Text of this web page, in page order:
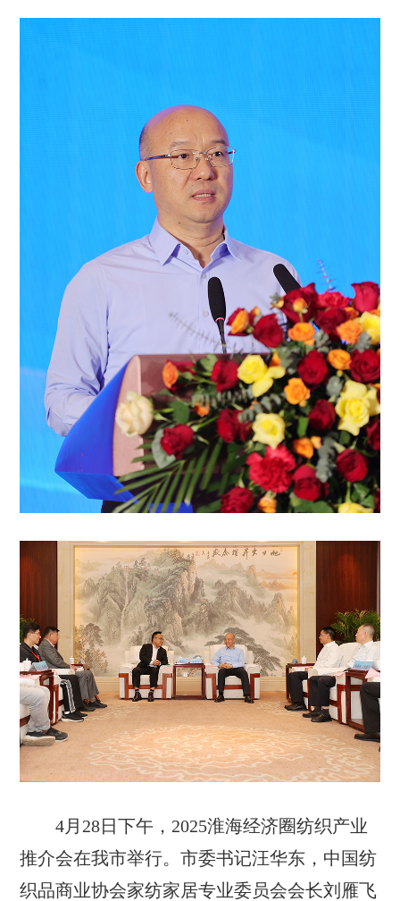
4月28日下午，2025淮海经济圈纺织产业
推介会在我市举行。市委书记汪华东，中国纺
织品商业协会家纺家居专业委员会会长刘雁飞